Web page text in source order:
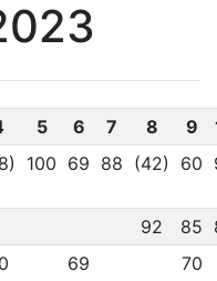
5 6 7 8 9
100 69 88 (42) 60
92 85
69
70